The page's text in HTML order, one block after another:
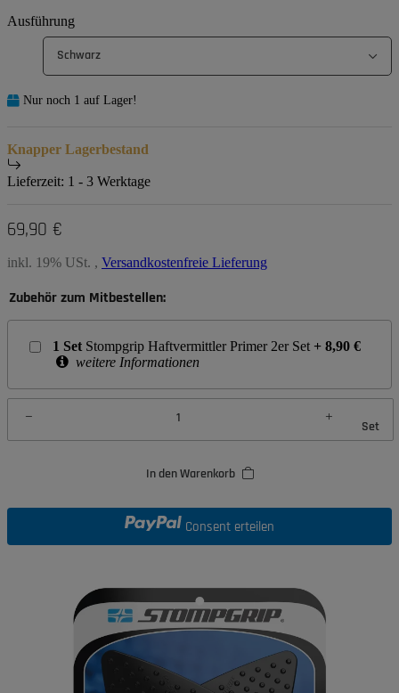
Ausführung
Schwarz
Nur noch 1 auf Lager!
Knapper Lagerbestand
Lieferzeit: 1 - 3 Werktage
69,90 €
inkl. 19% USt. , Versandkostenfreie Lieferung
Zubehör zum Mitbestellen:
1 Set Stompgrip Haftvermittler Primer 2er Set + 8,90 €
weitere Informationen
Set
In den Warenkorb
Consent erteilen